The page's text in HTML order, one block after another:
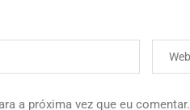
a próxima vez que eu comentar.